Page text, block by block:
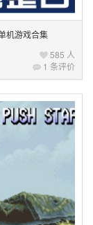
机游戏合集
585 人
1 条评价